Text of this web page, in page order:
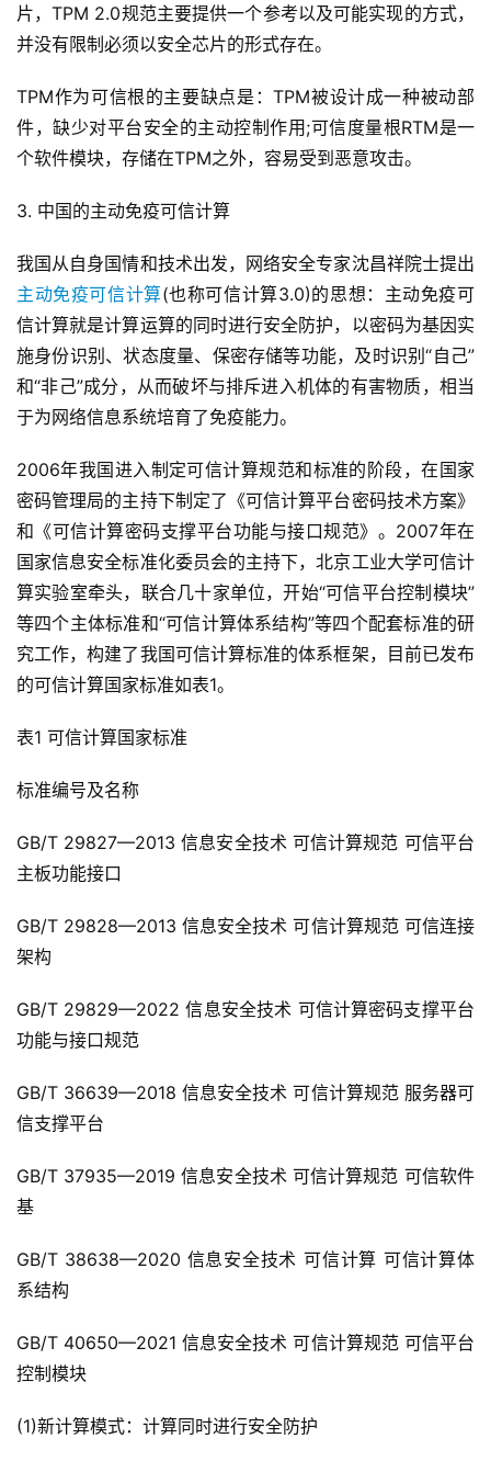
片，TPM 2.0规范主要提供一个参考以及可能实现的方式，
并没有限制必须以安全芯片的形式存在。
TPM作为可信根的主要缺点是：TPM被设计成一种被动部
件，缺少对平台安全的主动控制作用;可信度量根RTM是一
个软件模块，存储在TPM之外，容易受到恶意攻击。
3. 中国的主动免疫可信计算
我国从自身国情和技术出发，网络安全专家沈昌祥院士提出
主动免疫可信计算(也称可信计算3.0)的思想：主动免疫可
信计算就是计算运算的同时进行安全防护，以密码为基因实
施身份识别、状态度量、保密存储等功能，及时识别“自己”
和“非己”成分，从而破坏与排斥进入机体的有害物质，相当
于为网络信息系统培育了免疫能力。
2006年我国进入制定可信计算规范和标准的阶段，在国家
密码管理局的主持下制定了《可信计算平台密码技术方案》
和《可信计算密码支撑平台功能与接口规范》。2007年在
国家信息安全标准化委员会的主持下，北京工业大学可信计
算实验室牵头，联合几十家单位，开始“可信平台控制模块”
等四个主体标准和“可信计算体系结构”等四个配套标准的研
究工作，构建了我国可信计算标准的体系框架，目前已发布
的可信计算国家标准如表1。
表1 可信计算国家标准
标准编号及名称
GB/T 29827—2013 信息安全技术 可信计算规范 可信平台
主板功能接口
GB/T 29828—2013 信息安全技术 可信计算规范 可信连接
架构
GB/T 29829—2022 信息安全技术 可信计算密码支撑平台
功能与接口规范
GB/T 36639—2018 信息安全技术 可信计算规范 服务器可
信支撑平台
GB/T 37935—2019 信息安全技术 可信计算规范 可信软件
基
GB/T 38638—2020 信息安全技术 可信计算 可信计算体
系结构
GB/T 40650—2021 信息安全技术 可信计算规范 可信平台
控制模块
(1)新计算模式：计算同时进行安全防护